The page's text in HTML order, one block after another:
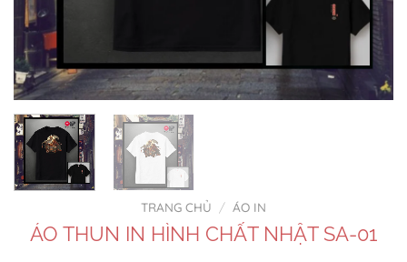
TRANG CHỦ / ÁO IN
ÁO THUN IN HÌNH CHẤT NHẬT SA-01